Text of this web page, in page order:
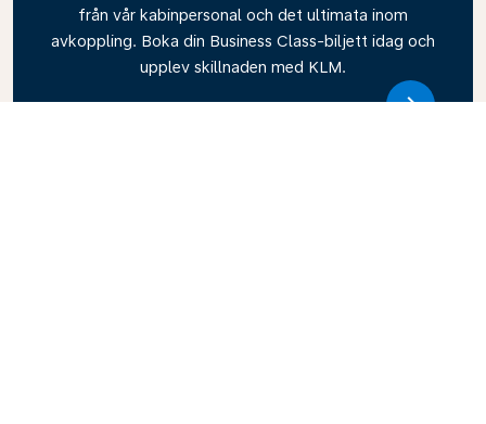
från vår kabinpersonal och det ultimata inom
avkoppling. Boka din Business Class-biljett idag och
upplev skillnaden med KLM.